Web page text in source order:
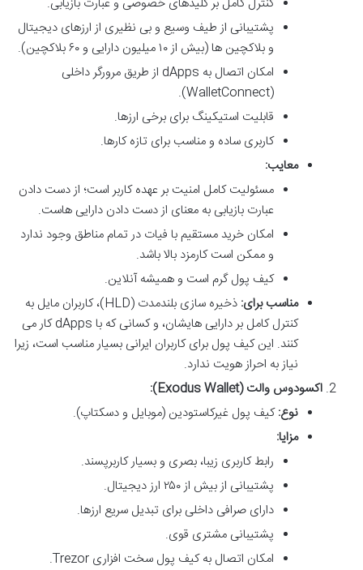
پشتیبانی از طیف وسیع و بی نظیری از ارزهای دیجیتال
و بلاکچین ها (بیش از ۱۰ میلیون دارایی و ۶۰ بلاکچین).
امکان اتصال به dApps از طریق مرورگر داخلی
(WalletConnect).
قابلیت استیکینگ برای برخی ارزها.
کاربری ساده و مناسب برای تازه کارها.
معایب:
مسئولیت کامل امنیت بر عهده کاربر است؛ از دست دادن
عبارت بازیابی به معنای از دست دادن دارایی هاست.
امکان خرید مستقیم با فیات در تمام مناطق وجود ندارد
و ممکن است کارمزد بالا باشد.
کیف پول گرم است و همیشه آنلاین.
مناسب برای:
ذخیره سازی بلندمدت (HLD)، کاربران مایل به
کنترل کامل بر دارایی هایشان، و کسانی که با dApps کار می
کنند. این کیف پول برای کاربران ایرانی بسیار مناسب است، زیرا
نیاز به احراز هویت ندارد.
اکسودوس والت (Exodus Wallet):
نوع:کیف پول غیرکاستودین (موبایل و دسکتاپ).
مزایا:
رابط کاربری زیبا، بصری و بسیار کاربرپسند.
پشتیبانی از بیش از ۲۵۰ ارز دیجیتال.
دارای صرافی داخلی برای تبدیل سریع ارزها.
پشتیبانی مشتری قوی.
امکان اتصال به کیف پول سخت افزاری Trezor.